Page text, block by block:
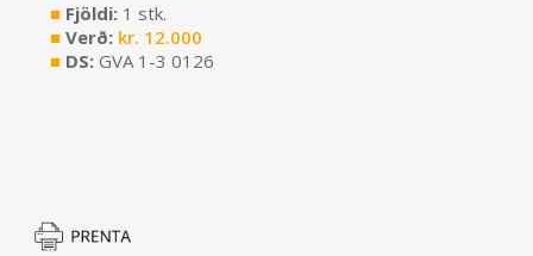
■Fjöldi: 1 stk.
■Verð: kr. 12.000
■DS: GVA 1-3 0126